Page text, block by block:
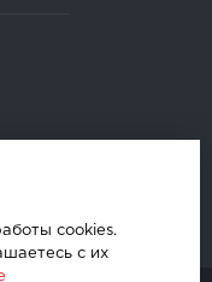
cookies.
с их